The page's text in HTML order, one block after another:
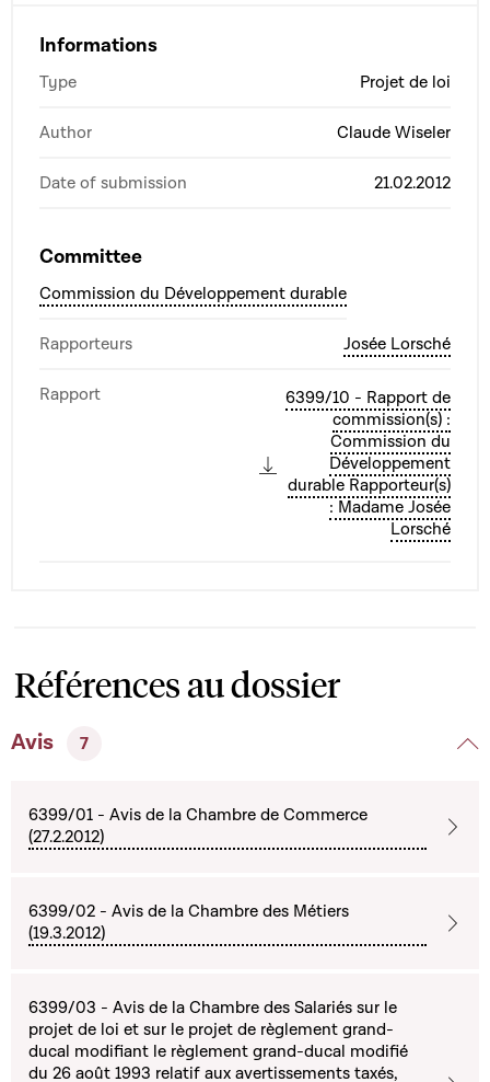
Informations
Type Projet de loi
Author Claude Wiseler
Date of submission 21.02.2012
Committee
Commission du Développement durable
Rapporteurs Josée Lorsché
Rapport
6399/10 - Rapport de
commission(s) :
Commission du
Développement
durable Rapporteur(s)
: Madame Josée
Lorsché
Références au dossier
Avis 7
6399/01 - Avis de la Chambre de Commerce
(27.2.2012)
6399/02 - Avis de la Chambre des Métiers
(19.3.2012)
6399/03 - Avis de la Chambre des Salariés sur le
projet de loi et sur le projet de règlement grand-
ducal modifiant le règlement grand-ducal modifié
du 26 août 1993 relatif aux avertissements taxés,